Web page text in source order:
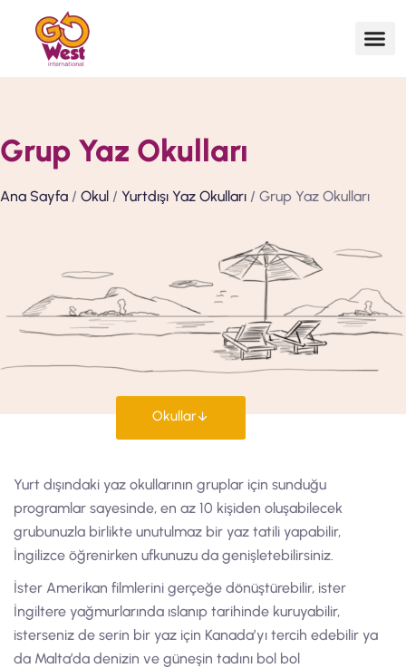
Grup Yaz Okulları
Ana Sayfa / Okul / Yurtdışı Yaz Okulları / Grup Yaz Okulları
Okullar
Yurt dışındaki yaz okullarının gruplar için sunduğu
programlar sayesinde, en az 10 kişiden oluşabilecek
grubunuzla birlikte unutulmaz bir yaz tatili yapabilir,
İngilizce öğrenirken ufkunuzu da genişletebilirsiniz.
İster Amerikan filmlerini gerçeğe dönüştürebilir, ister
İngiltere yağmurlarında ıslanıp tarihinde kuruyabilir,
isterseniz de serin bir yaz için Kanada’yı tercih edebilir ya
da Malta’da denizin ve güneşin tadını bol bol